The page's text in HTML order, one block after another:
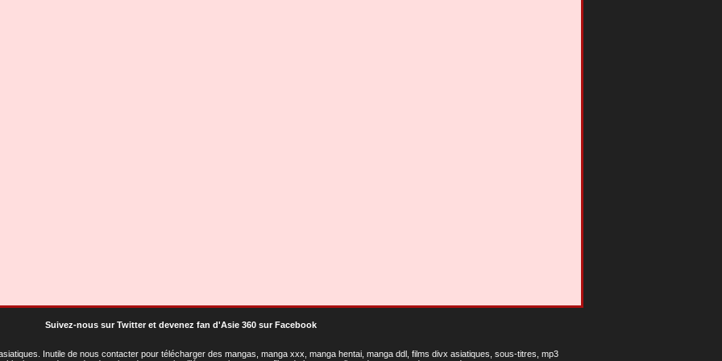
Suivez-nous sur Twitteret devenez fan d'Asie 360 sur Facebook
. Inutile de nous contacter pour télécharger des mangas, manga xxx, manga hentai, manga ddl, films divx asiatiques, sous-titres, mp3